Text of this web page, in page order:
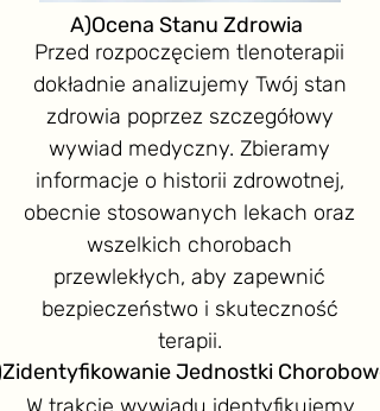
A)Ocena Stanu Zdrowia
Przed rozpoczęciem tlenoterapii
dokładnie analizujemy Twój stan
zdrowia poprzez szczegółowy
wywiad medyczny. Zbieramy
informacje o historii zdrowotnej,
obecnie stosowanych lekach oraz
wszelkich chorobach
przewlekłych, aby zapewnić
bezpieczeństwo i skuteczność
terapii.
Jednostki